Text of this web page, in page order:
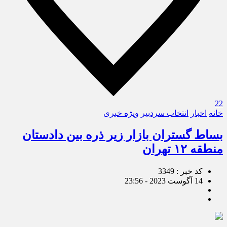
22
خانه اخبار انتخاب سردبیر ویژه خبری
بساط گستران بازار زیر ذره بین دادستان
منطقه ۱۲ تهران
کد خبر : 3349
14 آگوست 2023 - 23:56